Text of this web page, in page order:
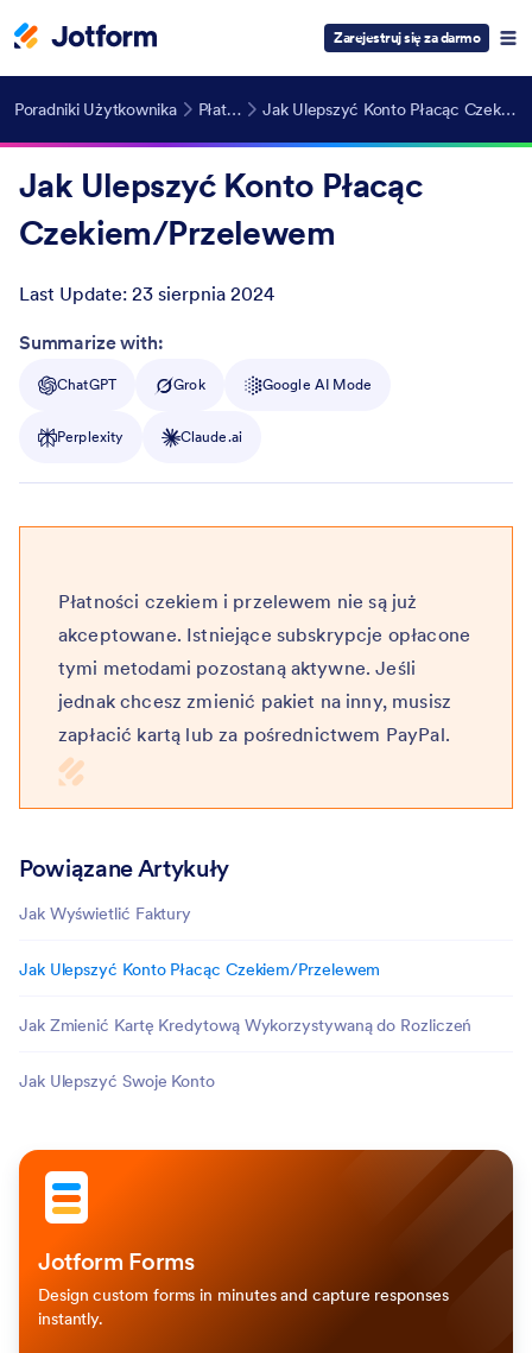
Zarejestruj się za darmo
Poradniki Użytkownika Płatności Jak Ulepszyć Konto Płacąc Czekiem/Przelewem
Jak Ulepszyć Konto Płacąc
Czekiem/Przelewem
Last Update: 23 sierpnia 2024
Post ID
Summarize with:
ChatGPT Grok Google AI Mode
Perplexity Claude.ai
Płatności czekiem i przelewem nie są już
akceptowane. Istniejące subskrypcje opłacone
tymi metodami pozostaną aktywne. Jeśli
jednak chcesz zmienić pakiet na inny, musisz
zapłacić kartą lub za pośrednictwem PayPal.
Powiązane Artykuły
Jak Wyświetlić Faktury
Jak Ulepszyć Konto Płacąc Czekiem/Przelewem
Jak Zmienić Kartę Kredytową Wykorzystywaną do Rozliczeń
Jak Ulepszyć Swoje Konto
Jotform Forms
Design custom forms in minutes and capture responses
instantly.